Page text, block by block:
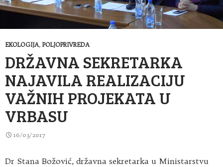
EKOLOGIJA, POLJOPRIVREDA
DRŽAVNA SEKRETARKA
NAJAVILA REALIZACIJU
VAŽNIH PROJEKATA U
VRBASU
16/03/2017
Dr Stana Božović, državna sekretarka u Ministarstvu